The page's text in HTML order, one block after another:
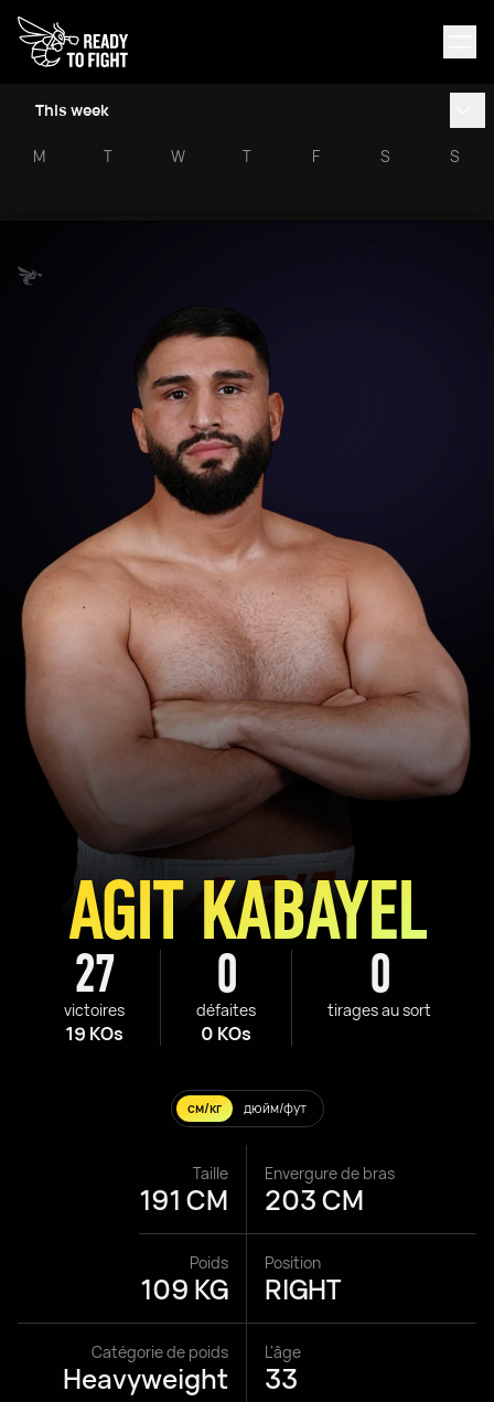
This week
M T W T F S S
27
victoires
19 KOs
0
défaites
0 KOs
0
tirages au sort
AGIT KABAYEL
см/кг дюйм/фут
Taille
191 CM
Envergure de bras
203 CM
Poids
109 KG
Position
RIGHT
Catégorie de poids
Heavyweight
L'âge
33